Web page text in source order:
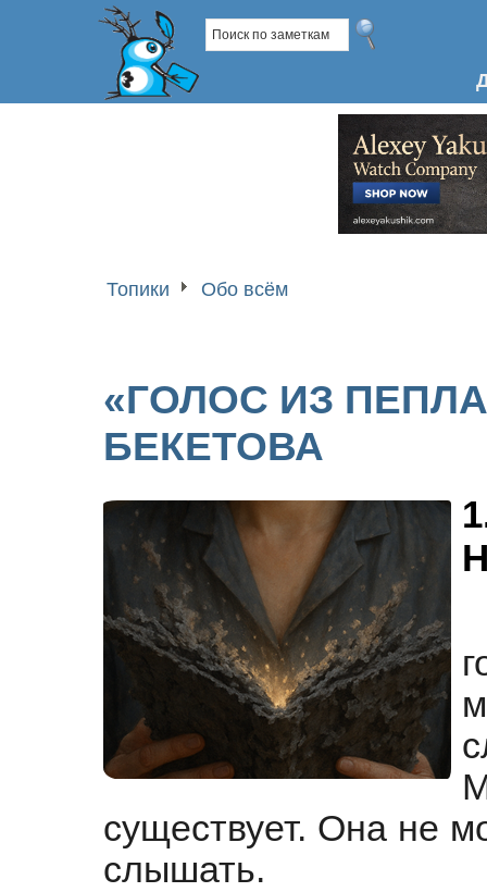
Топики Обо всём
«ГОЛОС ИЗ
БЕКЕТОВА
существует. Она не
слышать.